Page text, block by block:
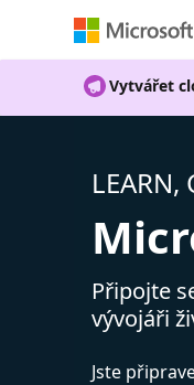
Vytvářet
LEARN,
Připojte
vývojáři
Jste